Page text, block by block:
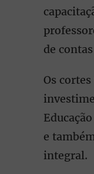
de
Os
e
integral.